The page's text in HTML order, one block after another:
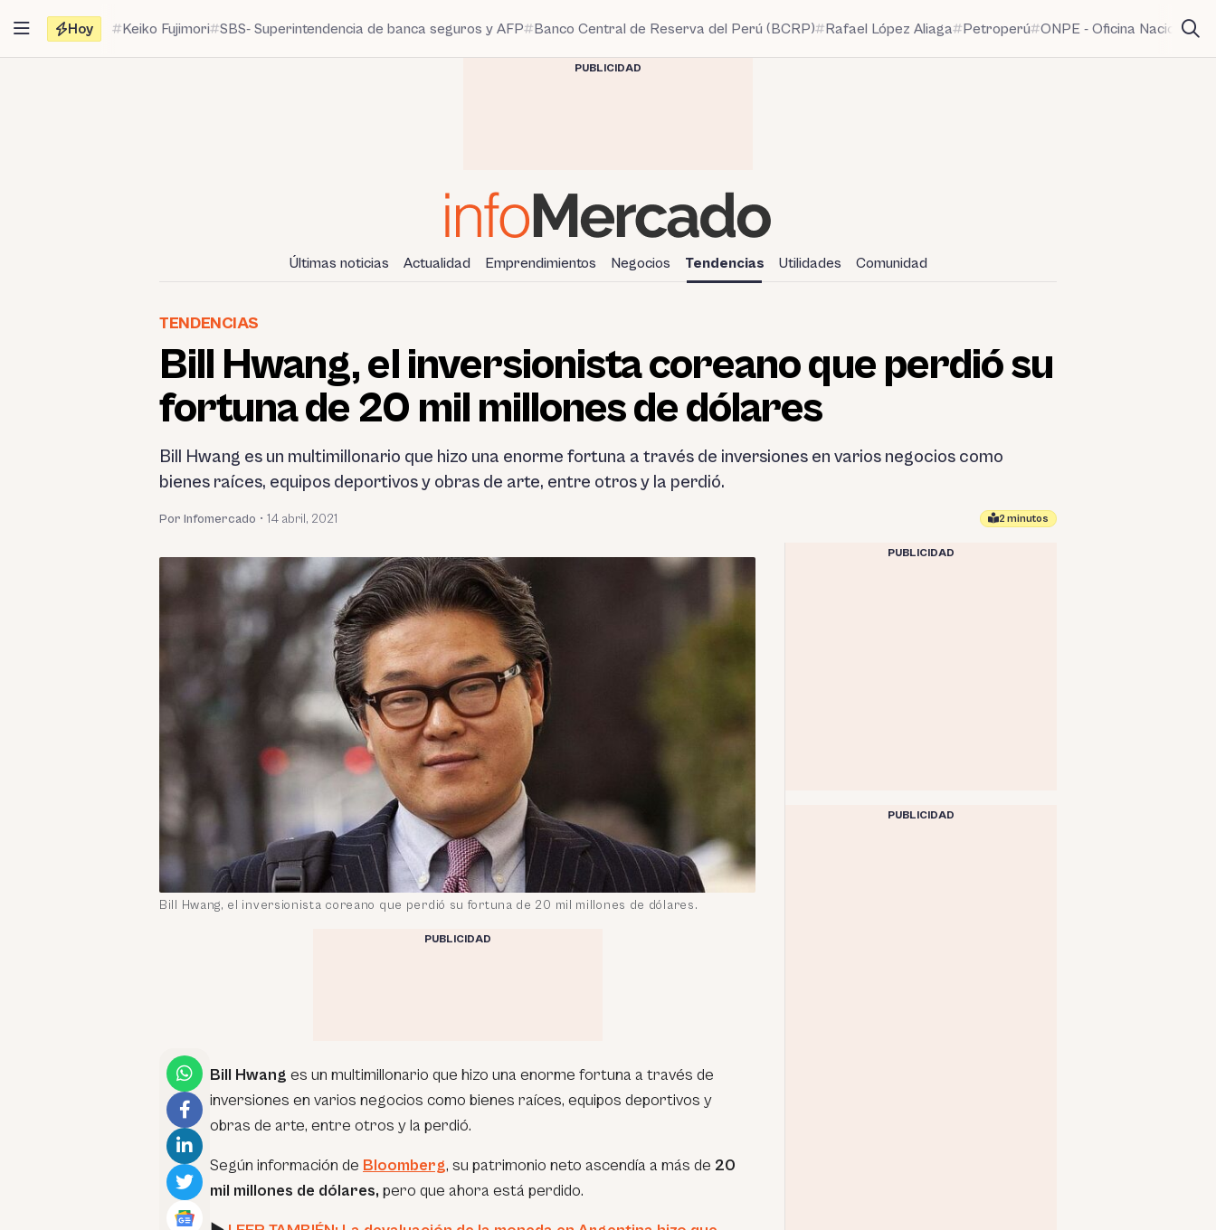
contenido
Hoy Keiko Fujimori SBS- Superintendencia de banca seguros y AFP Banco Central de Reserva del Perú (BCRP) Rafael López Aliaga Petroperú ONPE - Oficina Nacional
PUBLICIDAD
Últimas noticias Actualidad Emprendimientos Negocios Tendencias Utilidades Comunidad
TENDENCIAS
Bill Hwang, el inversionista coreano que perdió su
fortuna de 20 mil millones de dólares
Bill Hwang es un multimillonario que hizo una enorme fortuna a través de inversiones en varios negocios como
bienes raíces, equipos deportivos y obras de arte, entre otros y la perdió.
Por Infomercado • 14 abril, 2021 2 minutos
Bill Hwang, el inversionista coreano que perdió su fortuna de 20 mil millones de dólares.
PUBLICIDAD
Bill Hwang es un multimillonario que hizo una enorme fortuna a través de
inversiones en varios negocios como bienes raíces, equipos deportivos y
obras de arte, entre otros y la perdió.
Según información de Bloomberg, su patrimonio neto ascendía a más de 20
mil millones de dólares, pero que ahora está perdido.
PUBLICIDAD
PUBLICIDAD